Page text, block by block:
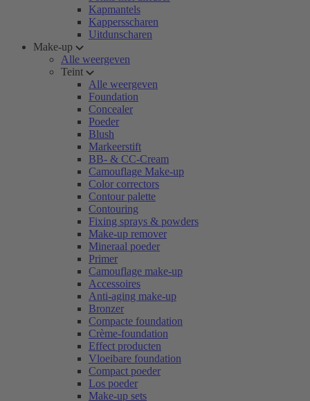
Kapmantels
Kappersscharen
Uitdunscharen
Make-up
Alle weergeven
Teint
Alle weergeven
Foundation
Concealer
Poeder
Blush
Markeerstift
BB- & CC-Cream
Camouflage Make-up
Color correctors
Contour palette
Contouring
Fixing sprays & powders
Make-up remover
Mineraal poeder
Primer
Camouflage make-up
Accessoires
Anti-aging make-up
Bronzer
Compacte foundation
Crème-foundation
Effect producten
Vloeibare foundation
Compact poeder
Los poeder
Make-up sets